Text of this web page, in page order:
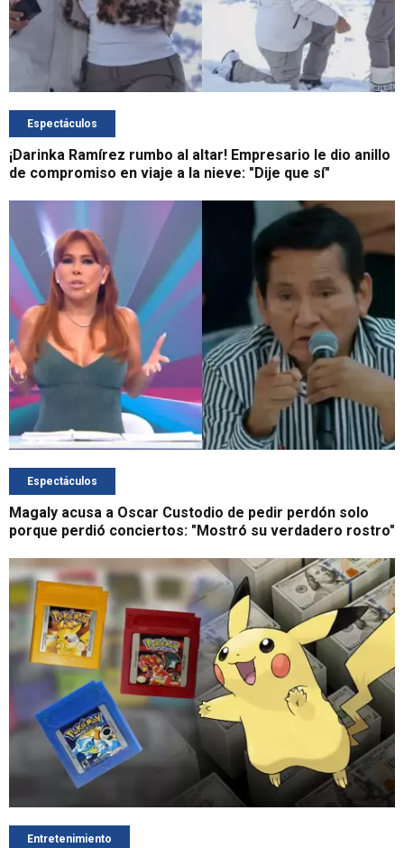
Espectáculos
¡Darinka Ramírez rumbo al altar! Empresario le dio anillo
de compromiso en viaje a la nieve: "Dije que sí"
Espectáculos
Magaly acusa a Oscar Custodio de pedir perdón solo
porque perdió conciertos: "Mostró su verdadero rostro"
Entretenimiento